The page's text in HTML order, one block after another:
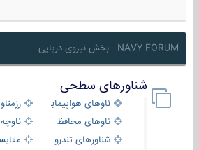
NAVY FORUM - بخش نیروی دریایی
شناورهای سطحی
ناوهای هواپیمابر و بالگرد بر
ناوهای محافظ
شناورهای تندرو
مقایسه